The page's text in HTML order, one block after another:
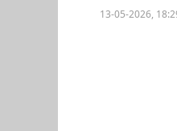
13-05-2026,